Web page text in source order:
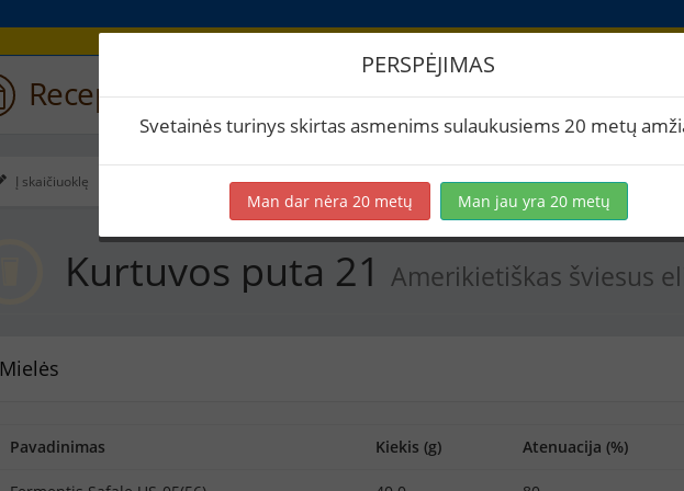
Receptas / Kurtuvos puta 21
Į skaičiuoklę Eksportuoti į PDF Spausdinti etiketes Virimai (1) BeerXML
Kurtuvos puta 21 Amerikietiškas šviesus
Mielės
Pavadinimas Kiekis (g) Atenuacija (%)
PERSPĖJIMAS
Svetainės turinys skirtas asmenims sulaukusiems 20 metų
Man dar nėra 20 metų Man jau yra 20 metų